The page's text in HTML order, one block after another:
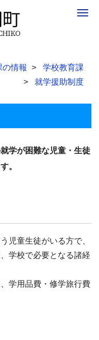
の情報
学校教育課
就学援助制度
学が困難な児童・生徒
。
児童生徒がいる方で、
学校で必要となる諸経
学用品費・修学旅行費